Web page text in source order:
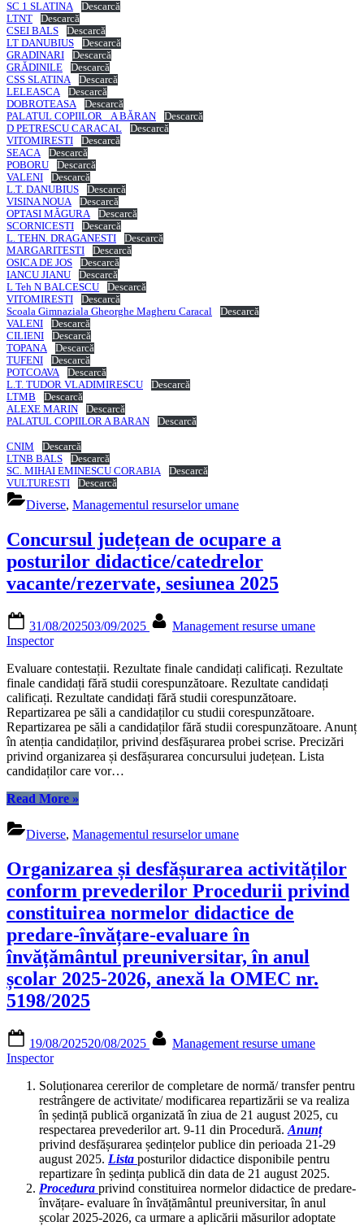
SC 1 SLATINA
Descarcă
LTNT
Descarcă
CSEI BALS
Descarcă
LT DANUBIUS
Descarcă
GRADINARI
Descarcă
GRĂDINILE
Descarcă
CSS SLATINA
Descarcă
LELEASCA
Descarcă
DOBROTEASA
Descarcă
PALATUL COPIILOR _A BĂRAN
Descarcă
D PETRESCU CARACAL
Descarcă
VITOMIRESTI
Descarcă
SEACA
Descarcă
POBORU
Descarcă
VALENI
Descarcă
L.T. DANUBIUS
Descarcă
VISINA NOUA
Descarcă
OPTASI MĂGURA
Descarcă
SCORNICESTI
Descarcă
L. TEHN. DRAGANESTI
Descarcă
MARGARITESTI
Descarcă
OSICA DE JOS
Descarcă
IANCU JIANU
Descarcă
L Teh N BALCESCU
Descarcă
VITOMIRESTI
Descarcă
Scoala Gimnaziala Gheorghe Magheru Caracal
Descarcă
VALENI
Descarcă
CILIENI
Descarcă
TOPANA
Descarcă
TUFENI
Descarcă
POTCOAVA
Descarcă
L.T. TUDOR VLADIMIRESCU
Descarcă
LTMB
Descarcă
ALEXE MARIN
Descarcă
PALATUL COPIILOR A BARAN
Descarcă
CNIM
Descarcă
LTNB BALS
Descarcă
SC. MIHAI EMINESCU CORABIA
Descarcă
VULTURESTI
Descarcă
Diverse, Managementul resurselor umane
Concursul județean de ocupare a
posturilor didactice/catedrelor
vacante/rezervate, sesiunea 2025
on
31/08/202503/09/2025
Management resurse umane
Inspector
Evaluare contestații. Rezultate finale candidați calificați. Rezultate
finale candidați fără studii corespunzătoare. Rezultate candidați
calificați. Rezultate candidați fără studii corespunzătoare.
Repartizarea pe săli a candidaților cu studii corespunzătoare.
Repartizarea pe săli a candidaților fără studii corespunzătoare. Anunț
în atenția candidaților, privind desfășurarea probei scrise. Precizări
privind organizarea și desfășurarea concursului județean. Lista
candidaților care vor…
Read More“Concursul
de
ocupare
posturilor
didactice/catedrelor
vacante/rezervate,
sesiunea
2025”
»
Diverse, Managementul resurselor umane
Organizarea și desfășurarea activităților
conform prevederilor Procedurii privind
constituirea normelor didactice de
predare-învățare-evaluare în
învățământul preuniversitar, în anul
școlar 2025-2026, anexă la OMEC nr.
5198/2025
on
19/08/202520/08/2025
Management resurse umane
Inspector
Soluționarea cererilor de completare de normă/ transfer pentru
restrângere de activitate/ modificarea repartizării se va realiza
în ședință publică organizată în ziua de 21 august 2025, cu
respectarea prevederilor art. 9-11 din Procedură. Anunț
privind desfășurarea ședințelor publice din perioada 21-29
august 2025. Lista posturilor didactice disponibile pentru
repartizare în ședința publică din data de 21 august 2025.
Procedura privind constituirea normelor didactice de predare-
învățare- evaluare în învățământul preuniversitar, în anul
școlar 2025-2026, ca urmare a aplicării măsurilor adoptate